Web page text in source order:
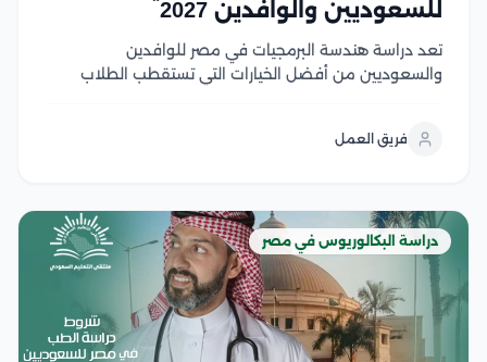
للسعوديين والوافدين 2027
تعد دراسة هندسة البرمجيات في مصر للوافدين
والسعوديين من أفضل الخيارات التي تستقطب الطلاب
الوظيفية محليًا ودوليًا، وتوفر الجامعات المصرية برامج
فريق العمل
دراسة البكالوريوس في مصر